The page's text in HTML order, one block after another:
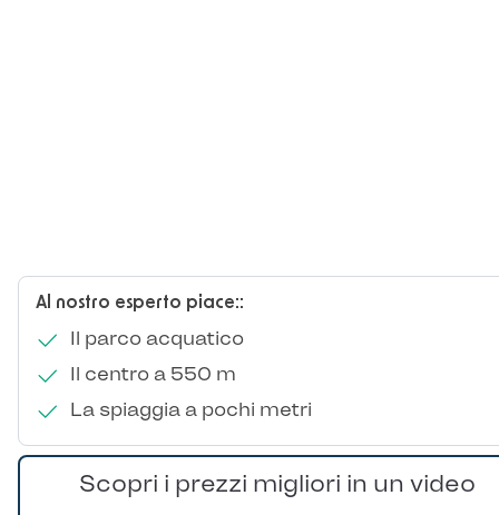
Al nostro esperto piace::
Il parco acquatico
Il centro a 550 m
La spiaggia a pochi metri
Scopri i prezzi migliori in un video